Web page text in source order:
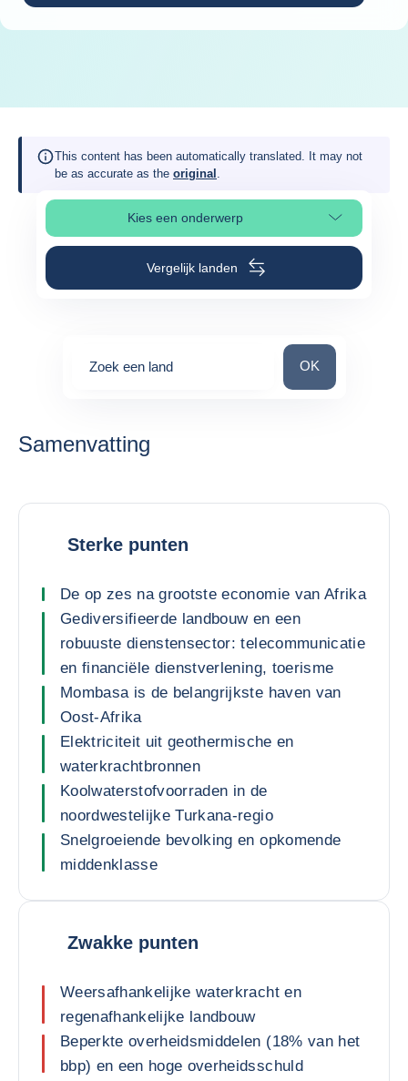
This content has been automatically translated. It may not
be as accurate as the original .
Kies een onderwerp
Selecteer paginasectie
Vergelijk landen
Zoek een land Zoek een land
OK
Samenvatting
Sterke punten
De op zes na grootste economie van Afrika
Gediversifieerde landbouw en een
robuuste dienstensector: telecommunicatie
en financiële dienstverlening, toerisme
Mombasa is de belangrijkste haven van
Oost-Afrika
Elektriciteit uit geothermische en
waterkrachtbronnen
Koolwaterstofvoorraden in de
noordwestelijke Turkana-regio
Snelgroeiende bevolking en opkomende
middenklasse
Zwakke punten
Weersafhankelijke waterkracht en
regenafhankelijke landbouw
Beperkte overheidsmiddelen (18% van het
bbp) en een hoge overheidsschuld